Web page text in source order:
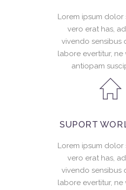
Lorem ipsum dolor
vero erat has,
vivendo sensibus
labore evertitur, ne
antiopam
SUPORT
Lorem ipsum dolor
vero erat has,
vivendo sensibus
labore evertitur, ne